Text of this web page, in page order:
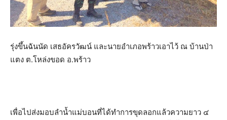
รุ่งขึ้นฉันนัด เสธอัครวัฒน์ และนายอำเภอพร้าวเอาไว้ ณ บ้านป่า
แตง ต.โหล่งขอด อ.พร้าว
เพื่อไปส่งมอบลำน้ำแม่บอนที่ได้ทำการขุดลอกแล้วความยาว ๔